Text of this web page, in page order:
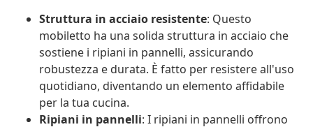
Struttura in acciaio resistente: Questo
mobiletto ha una solida struttura in acciaio che
sostiene i ripiani in pannelli, assicurando
robustezza e durata. È fatto per resistere all'uso
quotidiano, diventando un elemento affidabile
per la tua cucina.
Ripiani in pannelli: I ripiani in pannelli offrono